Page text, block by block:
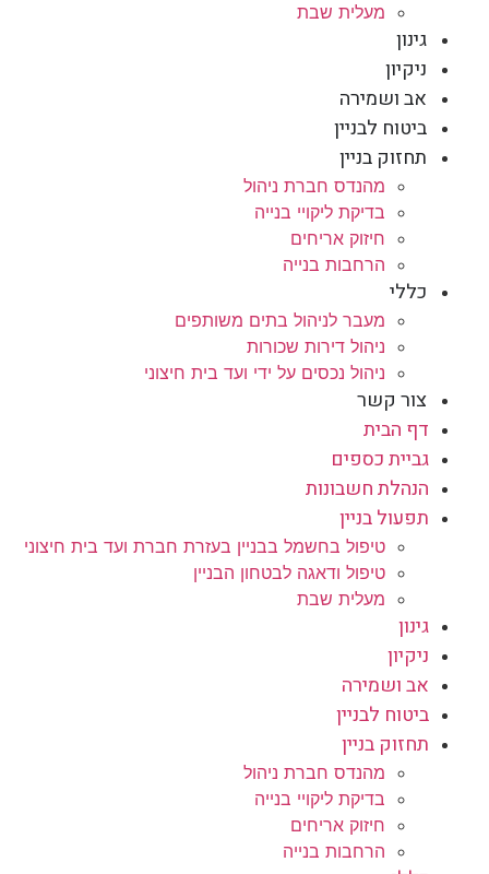
מעלית שבת
גינון
ניקיון
אב ושמירה
ביטוח לבניין
תחזוק בניין
מהנדס חברת ניהול
בדיקת ליקויי בנייה
חיזוק אריחים
הרחבות בנייה
כללי
מעבר לניהול בתים משותפים
ניהול דירות שכורות
ניהול נכסים על ידי ועד בית חיצוני
צור קשר
דף הבית
גביית כספים
הנהלת חשבונות
תפעול בניין
טיפול בחשמל בבניין בעזרת חברת ועד בית חיצוני
טיפול ודאגה לבטחון הבניין
מעלית שבת
גינון
ניקיון
אב ושמירה
ביטוח לבניין
תחזוק בניין
מהנדס חברת ניהול
בדיקת ליקויי בנייה
חיזוק אריחים
הרחבות בנייה